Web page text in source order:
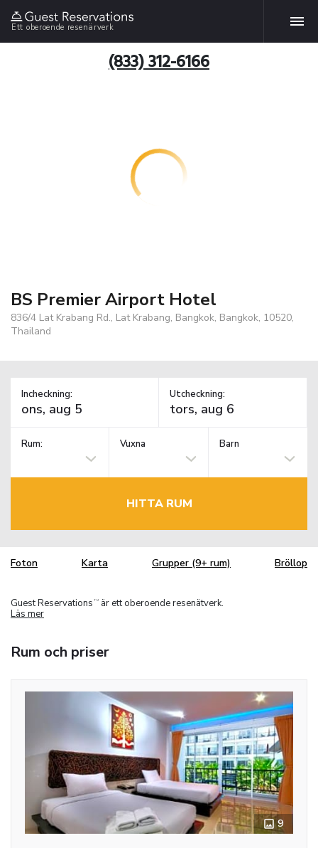
Ett oberoende resenärverk
(833) 312-6166
BS Premier Airport Hotel
836/4 Lat Krabang Rd., Lat Krabang, Bangkok, Bangkok, 10520,
Thailand
Incheckning: Utcheckning:
Rum: Vuxna Barn
HITTA RUM
Foton Karta Grupper (9+ rum) Bröllop
Guest Reservations TM
är ett oberoende resenätverk.
Läs mer
Rum och priser
9